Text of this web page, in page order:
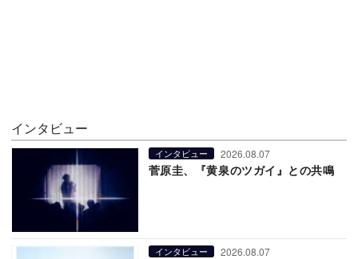
インタビュー
インタビュー 2026.08.07
菅原圭、『黄泉のツガイ』との共鳴
インタビュー 2026.08.07